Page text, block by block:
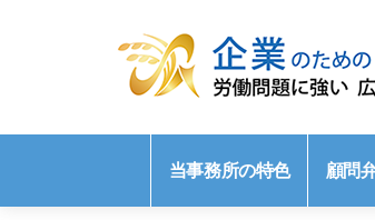
当事務所の特色 顧問